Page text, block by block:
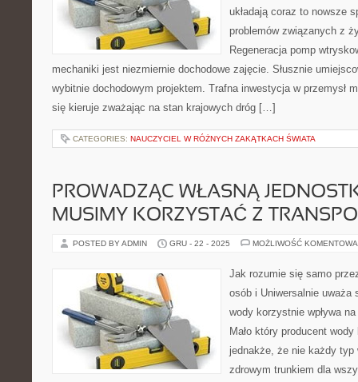
układają coraz to nowsze
problemów związanych z
Regeneracja pomp
mechaniki jest niezmiernie dochodowe zajęcie. Słusznie
wybitnie dochodowym projektem. Trafna inwestycja w przemysł
się kieruje zważając na stan krajowych dróg […]
CATEGORIES: NAUCZYCIEL W RÓŻNYCH ZAKĄTKACH ŚWIATA
PROWADZĄC WŁASNĄ
MUSIMY KORZYSTAĆ Z
POSTED BY ADMIN GRU - 22 - 2025 MOŻLIWOŚĆ
Jak rozumie się samo
osób i Uniwersalnie
wody korzystnie wpływa
Mało który producent
jednakże, że nie każdy
zdrowym trunkiem dla